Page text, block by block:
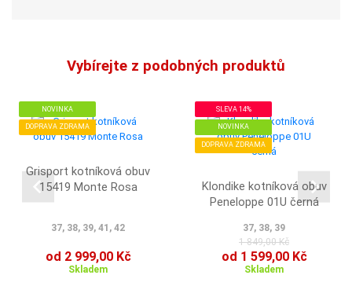
Vybírejte z podobných produktů
NOVINKA
DOPRAVA ZDRAMA
Grisport kotníková obuv
15419 Monte Rosa
37, 38, 39, 41, 42
od 2 999,00 Kč
Skladem
SLEVA 14%
NOVINKA
DOPRAVA ZDRAMA
Klondike kotníková obuv
Peneloppe 01U černá
37, 38, 39
1 849,00 Kč
od 1 599,00 Kč
Skladem